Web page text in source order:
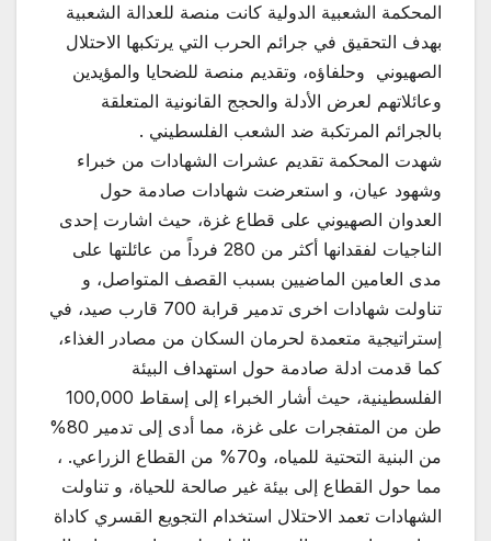
المحكمة الشعبية الدولية كانت منصة للعدالة الشعبية
بهدف التحقيق في جرائم الحرب التي يرتكبها الاحتلال
الصهيوني وحلفاؤه، وتقديم منصة للضحايا والمؤيدين
وعائلاتهم لعرض الأدلة والحجج القانونية المتعلقة
بالجرائم المرتكبة ضد الشعب الفلسطيني .
شهدت المحكمة تقديم عشرات الشهادات من خبراء
وشهود عيان، و استعرضت شهادات صادمة حول
العدوان الصهيوني على قطاع غزة، حيث اشارت إحدى
الناجيات لفقدانها أكثر من 280 فرداً من عائلتها على
مدى العامين الماضيين بسبب القصف المتواصل، و
تناولت شهادات اخرى تدمير قرابة 700 قارب صيد، في
إستراتيجية متعمدة لحرمان السكان من مصادر الغذاء،
كما قدمت ادلة صادمة حول استهداف البيئة
الفلسطينية، حيث أشار الخبراء إلى إسقاط 100,000
طن من المتفجرات على غزة، مما أدى إلى تدمير 80%
من البنية التحتية للمياه، و70% من القطاع الزراعي. ،
مما حول القطاع إلى بيئة غير صالحة للحياة، و تناولت
الشهادات تعمد الاحتلال استخدام التجويع القسري كاداة